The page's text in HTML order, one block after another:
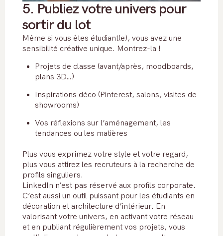
5. Publiez votre univers pour
sortir du lot
Même si vous êtes étudiant(e), vous avez une
sensibilité créative unique. Montrez-la !
Projets de classe (avant/après, moodboards,
plans 3D…)
Inspirations déco (Pinterest, salons, visites de
showrooms)
Vos réflexions sur l’aménagement, les
tendances ou les matières
Plus vous exprimez votre style et votre regard,
plus vous attirez les recruteurs à la recherche de
profils singuliers.
LinkedIn n’est pas réservé aux profils corporate.
C’est aussi un outil puissant pour les étudiants en
décoration et architecture d’intérieur. En
valorisant votre univers, en activant votre réseau
et en publiant régulièrement vos projets, vous